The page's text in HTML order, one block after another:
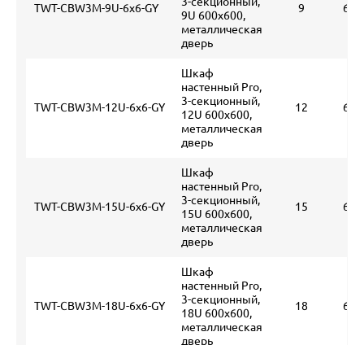
TWT-CBW3M-9U-6x6-GY
9U 600x600,
металлическая
дверь
9
TWT-CBW3M-12U-6x6-GY
Шкаф
настенный Pro,
3-секционный,
12U 600x600,
металлическая
дверь
12
TWT-CBW3M-15U-6x6-GY
Шкаф
настенный Pro,
3-секционный,
15U 600x600,
металлическая
дверь
15
TWT-CBW3M-18U-6x6-GY
Шкаф
настенный Pro,
3-секционный,
18U 600x600,
металлическая
дверь
18